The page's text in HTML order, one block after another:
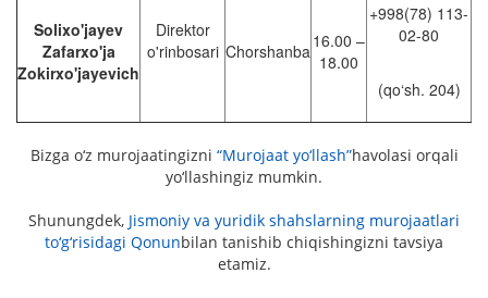
Solixo'jayev
Zafarxo'ja
Zokirxo'jayevich
Direktor
o'rinbosari Chorshanba 16.00 –
18.00
+998(78) 113-
02-80
(qo‘sh. 204)
Bizga o‘z murojaatingizni “Murojaat yo‘llash”havolasi orqali
yo‘llashingiz mumkin.
Shunungdek, Jismoniy va yuridik shahslarning murojaatlari
to‘g‘risidagi Qonunbilan tanishib chiqishingizni tavsiya
etamiz.